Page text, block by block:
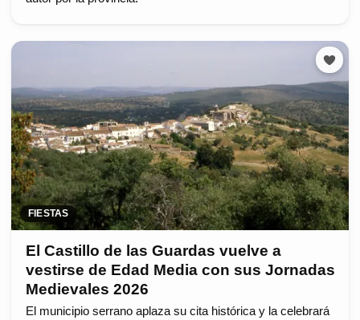
FIESTAS
El Castillo de las Guardas vuelve a
vestirse de Edad Media con sus Jornadas
Medievales 2026
El municipio serrano aplaza su cita histórica y la celebrará